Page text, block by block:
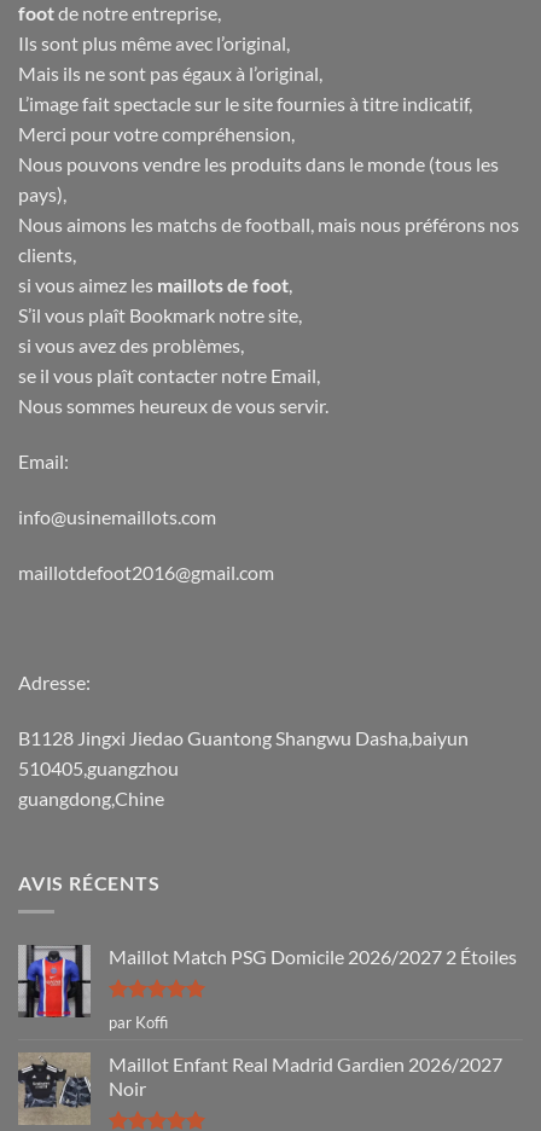
footde notre entreprise,
Ils sont plus même avec l’original,
Mais ils ne sont pas égaux à l’original,
L’image fait spectacle sur le site fournies à titre indicatif,
Merci pour votre compréhension,
Nous pouvons vendre les produits dans le monde (tous les
pays),
Nous aimons les matchs de football, mais nous préférons nos
clients,
si vous aimez les maillots de foot,
S’il vous plaît Bookmark notre site,
si vous avez des problèmes,
se il vous plaît contacter notre Email,
Nous sommes heureux de vous servir.
Email:
info@usinemaillots.com
maillotdefoot2016@gmail.com
Adresse:
B1128 Jingxi Jiedao Guantong Shangwu Dasha,baiyun
510405,guangzhou
guangdong,Chine
AVIS RÉCENTS
Maillot Match PSG Domicile 2026/2027 2 Étoiles
Note5sur
5
par Koffi
Maillot Enfant Real Madrid Gardien 2026/2027
Noir